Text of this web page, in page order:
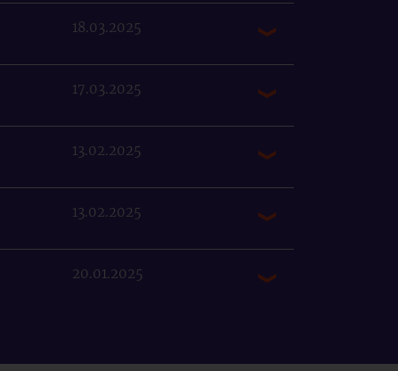
18.03.2025
17.03.2025
13.02.2025
13.02.2025
20.01.2025